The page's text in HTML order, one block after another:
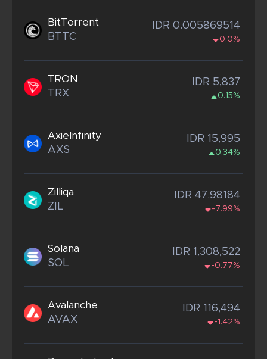
BitTorrent
BTTC
IDR 0.005869514
0.0%
TRON
TRX
IDR 5,837
0.15%
AxieInfinity
AXS
IDR 15,995
0.34%
Zilliqa
ZIL
IDR 47.98184
-7.99%
Solana
SOL
IDR 1,308,522
-0.77%
Avalanche
AVAX
IDR 116,494
-1.42%